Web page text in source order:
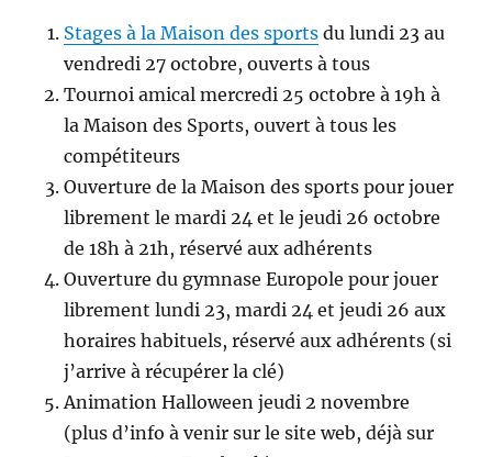
Stages à la Maison des sports du lundi 23 au
vendredi 27 octobre, ouverts à tous
Tournoi amical mercredi 25 octobre à 19h à
la Maison des Sports, ouvert à tous les
compétiteurs
Ouverture de la Maison des sports pour jouer
librement le mardi 24 et le jeudi 26 octobre
de 18h à 21h, réservé aux adhérents
Ouverture du gymnase Europole pour jouer
librement lundi 23, mardi 24 et jeudi 26 aux
horaires habituels, réservé aux adhérents (si
j’arrive à récupérer la clé)
Animation Halloween jeudi 2 novembre
(plus d’info à venir sur le site web, déjà sur